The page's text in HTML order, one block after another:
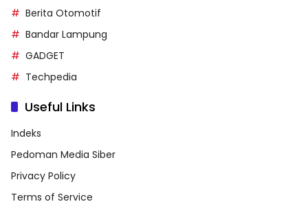
Berita Otomotif
Bandar Lampung
GADGET
Techpedia
Useful Links
Indeks
Pedoman Media Siber
Privacy Policy
Terms of Service